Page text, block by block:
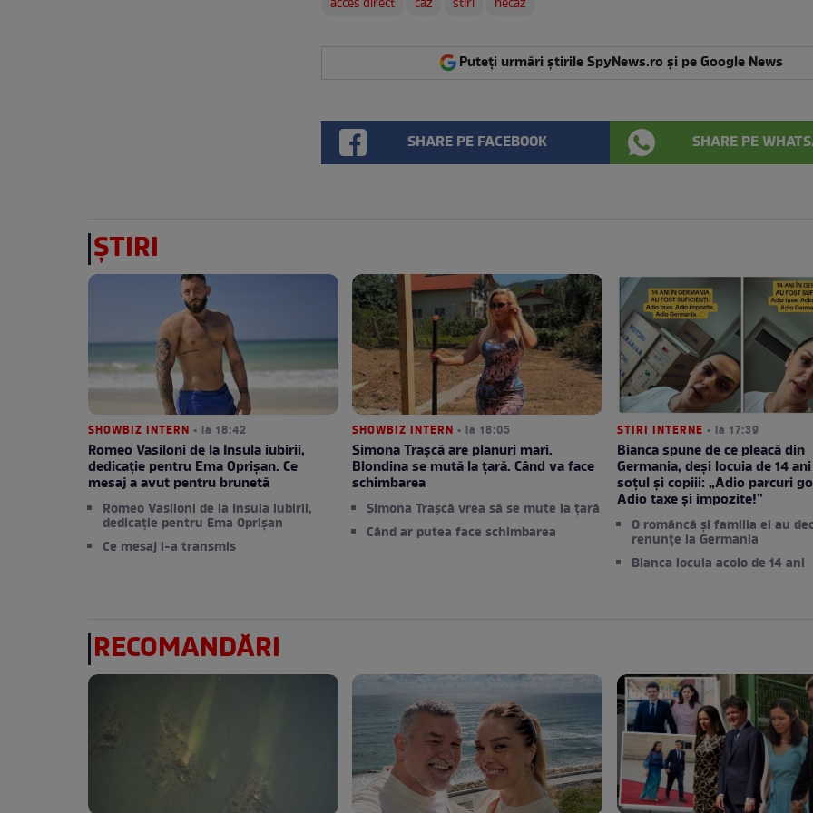
acces direct caz stiri necaz
Puteți urmări știrile SpyNews.ro și pe Google News
SHARE PE FACEBOOK SHARE PE
ȘTIRI
SHOWBIZ INTERN • la 18:42
Romeo Vasiloni de la Insula iubirii,
dedicație pentru Ema Oprișan. Ce
mesaj a avut pentru brunetă
Romeo Vasiloni de la Insula iubirii,
dedicație pentru Ema Oprișan
Ce mesaj i-a transmis
SHOWBIZ INTERN • la 18:05
Simona Trașcă are planuri mari.
Blondina se mută la țară. Când va face
schimbarea
Simona Trașcă vrea să se mute la țară
Când ar putea face schimbarea
STIRI INTERNE • la 17:39
Bianca spune de ce pleacă din
Germania, deși locuia de 14
soțul și copiii: „Adio parcuri
Adio taxe și impozite!”
O româncă și familia ei au
renunțe la Germania
Bianca locuia acolo de 14 ani
RECOMANDĂRI